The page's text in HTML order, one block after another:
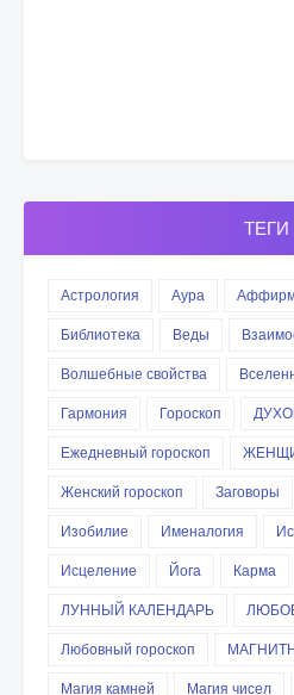
ТЕГИ
Астрология Аура
Библиотека
Веды
Волшебные свойства
Гармония
Гороскоп
Ежедневный гороскоп
Женский гороскоп
Заговоры
Изобилие
Именалогия
Исцеление
Йога Карма
ЛУННЫЙ КАЛЕНДАРЬ
Любовный гороскоп
Магия камней
Магия чисел